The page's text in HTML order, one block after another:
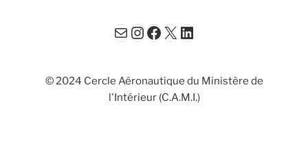
E-mailInstagram
Facebook
X LinkedIn
© 2024 Cercle Aéronautique du Ministère de
l'Intérieur (C.A.M.I.)